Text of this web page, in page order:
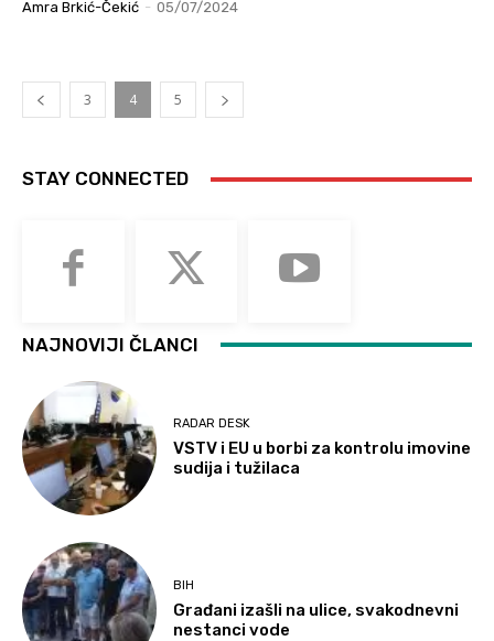
Amra Brkić-Čekić - 05/07/2024
3 4 5
STAY CONNECTED
NAJNOVIJI ČLANCI
RADAR DESK
VSTV i EU u borbi za kontrolu imovine
sudija i tužilaca
BIH
Građani izašli na ulice, svakodnevni
nestanci vode